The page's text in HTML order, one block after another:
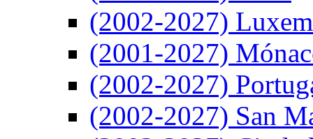
(2002-2027)
(2001-2027)
(2002-2027)
(2002-2027) San